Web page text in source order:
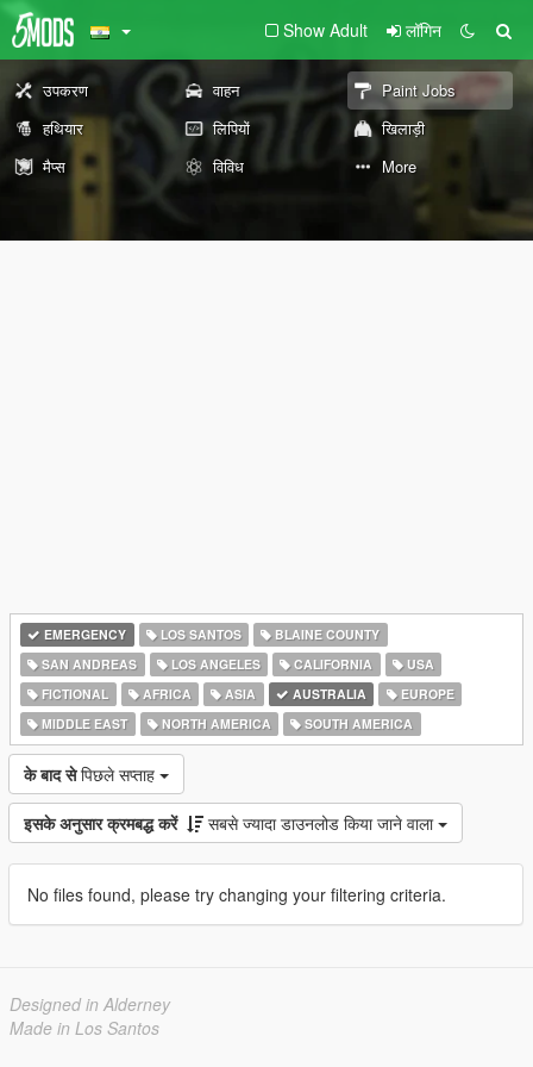
Show Adult लॉगिन
उपकरण वाहन
Paint Jobs
हथियार
लिपियों
खिलाड़ी
मैप्स
विविध More
EMERGENCY LOS SANTOS
BLAINE COUNTY
SAN ANDREAS
LOS ANGELES CALIFORNIA
USA
FICTIONAL
AFRICA ASIA AUSTRALIA
EUROPE
MIDDLE EAST
NORTH AMERICA SOUTH AMERICA
के बाद से पिछले सप्ताह
इसके अनुसार क्रमबद्ध करें सबसे ज्यादा डाउनलोड किया जाने वाला
No files found, please try changing your filtering criteria.
Designed in Alderney
Made in Los Santos